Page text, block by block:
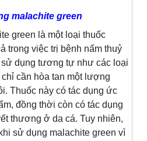
malachite green
là một loại thuốc
trong việc trị bệnh nấm thuỷ
dụng tương tự như các loại
cần hòa tan một lượng
Thuốc này có tác dụng ức
đồng thời còn có tác dụng
thương ở da cá. Tuy nhiên,
sử dụng malachite green vì